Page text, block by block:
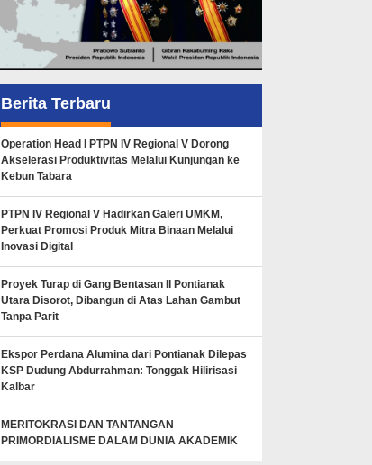
Berita Terbaru
Operation Head I PTPN IV Regional V Dorong
Akselerasi Produktivitas Melalui Kunjungan ke
Kebun Tabara
PTPN IV Regional V Hadirkan Galeri UMKM,
Perkuat Promosi Produk Mitra Binaan Melalui
Inovasi Digital
Proyek Turap di Gang Bentasan II Pontianak
Utara Disorot, Dibangun di Atas Lahan Gambut
Tanpa Parit
Ekspor Perdana Alumina dari Pontianak Dilepas
KSP Dudung Abdurrahman: Tonggak Hilirisasi
Kalbar
MERITOKRASI DAN TANTANGAN
PRIMORDIALISME DALAM DUNIA AKADEMIK